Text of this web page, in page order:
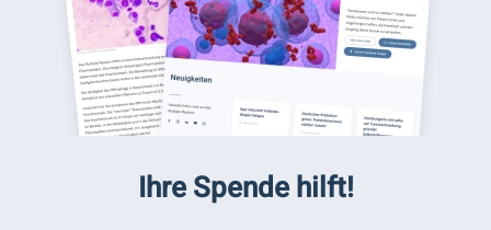
Ihre Spende hilft!